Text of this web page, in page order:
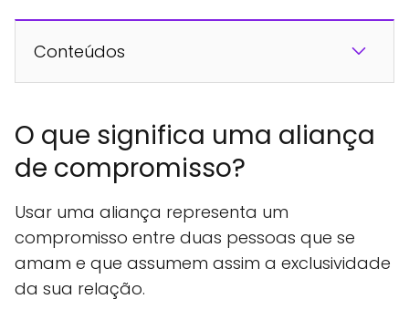
Conteúdos
O que significa uma aliança
de compromisso?
Usar uma aliança representa um
compromisso entre duas pessoas que se
amam e que assumem assim a exclusividade
da sua relação.